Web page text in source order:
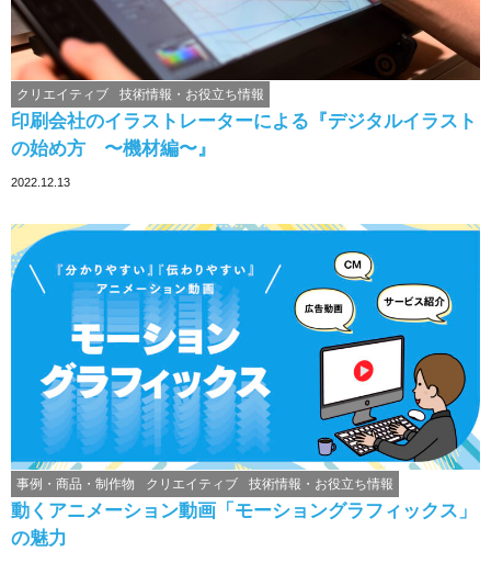
印刷会社のイラストレーターによる『デジタルイラスト
の始め方 〜機材編〜』
クリエイティブ 技術情報・お役立ち情報
2022.12.13
動くアニメーション動画「モーショングラフィックス」
の魅力
事例・商品・制作物 クリエイティブ 技術情報・お役立ち情報